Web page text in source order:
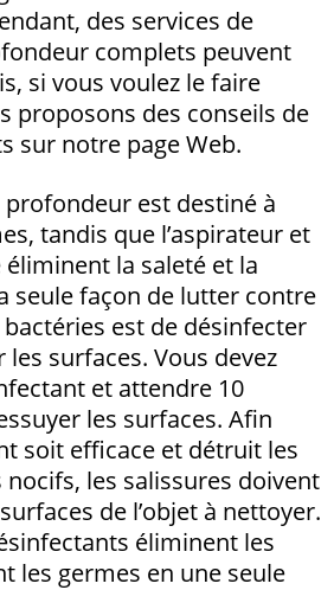
des services de
complets peuvent
si vous voulez le faire
proposons des conseils de
sur notre page Web.
profondeur est destiné à
tandis que l’aspirateur et
la saleté et la
seule façon de lutter contre
est de désinfecter
surfaces. Vous devez
et attendre 10
les surfaces. Afin
soit efficace et détruit les
les salissures doivent
de l’objet à nettoyer.
éliminent les
les germes en une seule